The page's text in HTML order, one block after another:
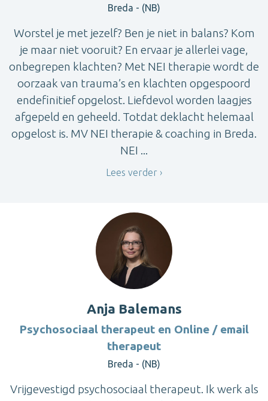
Breda - (NB)
Worstel je met jezelf? Ben je niet in balans? Kom
je maar niet vooruit? En ervaar je allerlei vage,
onbegrepen klachten? Met NEI therapie wordt de
oorzaak van trauma’s en klachten opgespoord
endefinitief opgelost. Liefdevol worden laagjes
afgepeld en geheeld. Totdat deklacht helemaal
opgelost is. MV NEI therapie & coaching in Breda.
NEI ...
Lees verder
Anja Balemans
Psychosociaal therapeut en Online / email
therapeut
Breda - (NB)
Vrijgevestigd psychosociaal therapeut. Ik werk als